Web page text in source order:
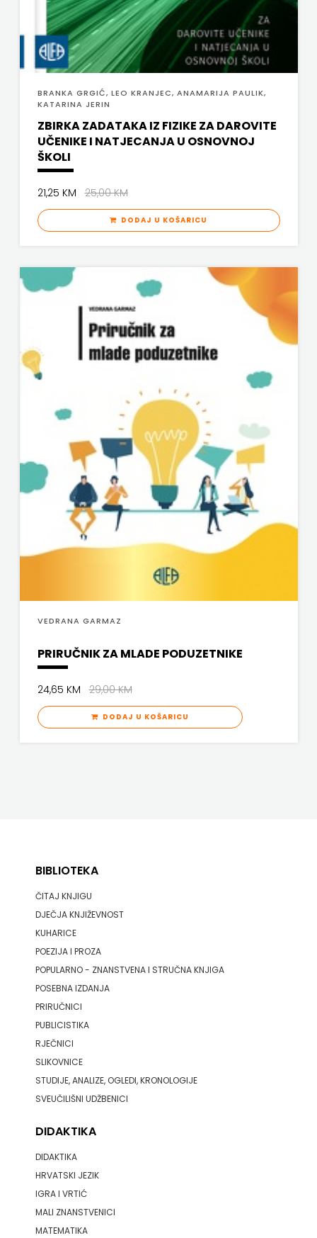
BRANKA GRGIĆ, LEO KRANJEC, ANAMARIJA PAULIK,
KATARINA JERIN
ZBIRKA ZADATAKA IZ FIZIKE ZA DAROVITE
UČENIKE I NATJECANJA U OSNOVNOJ
ŠKOLI
21,25 KM25,00 KM
DODAJ U KOŠARICU
VEDRANA GARMAZ
PRIRUČNIK ZA MLADE PODUZETNIKE
24,65 KM29,00 KM
DODAJ U KOŠARICU
BIBLIOTEKA
ČITAJ KNJIGU
DJEČJA KNJIŽEVNOST
KUHARICE
POEZIJA I PROZA
POPULARNO - ZNANSTVENA I STRUČNA KNJIGA
POSEBNA IZDANJA
PRIRUČNICI
PUBLICISTIKA
RJEČNICI
SLIKOVNICE
STUDIJE, ANALIZE, OGLEDI, KRONOLOGIJE
SVEUČILIŠNI UDŽBENICI
DIDAKTIKA
DIDAKTIKA
HRVATSKI JEZIK
IGRA I VRTIĆ
MALI ZNANSTVENICI
MATEMATIKA